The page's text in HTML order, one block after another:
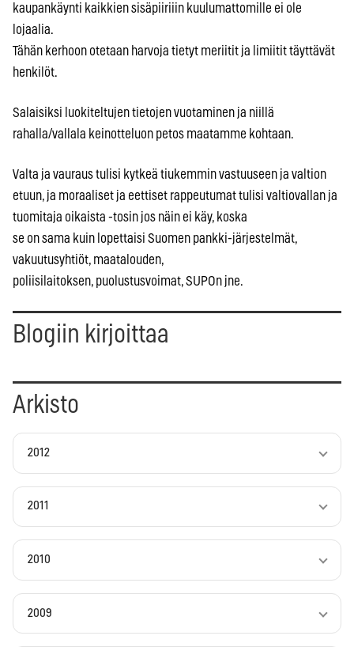
kaupankäynti kaikkien sisäpiiriiin kuulumattomille ei ole
lojaalia.
Tähän kerhoon otetaan harvoja tietyt meriitit ja limiitit täyttävät
henkilöt.
Salaisiksi luokiteltujen tietojen vuotaminen ja niillä
rahalla/vallala keinotteluon petos maatamme kohtaan.
Valta ja vauraus tulisi kytkeä tiukemmin vastuuseen ja valtion
etuun, ja moraaliset ja eettiset rappeutumat tulisi valtiovallan ja
tuomitaja oikaista -tosin jos näin ei käy, koska
se on sama kuin lopettaisi Suomen pankki-järjestelmät,
vakuutusyhtiöt, maatalouden,
poliisilaitoksen, puolustusvoimat, SUPOn jne.
Blogiin kirjoittaa
Arkisto
2012
2011
2010
2009